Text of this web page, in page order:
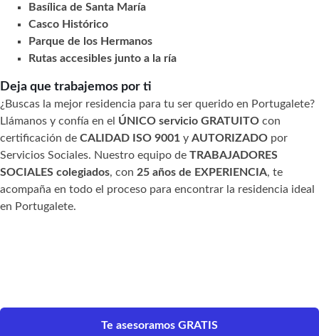
Basílica de Santa María
Casco Histórico
Parque de los Hermanos
Rutas accesibles junto a la ría
Deja que trabajemos por ti
¿Buscas la mejor residencia para tu ser querido en Portugalete?
Llámanos y confía en el ÚNICO servicio GRATUITO con
certificación de CALIDAD ISO 9001 y AUTORIZADO por
Servicios Sociales. Nuestro equipo de TRABAJADORES
SOCIALES colegiados, con 25 años de EXPERIENCIA, te
acompaña en todo el proceso para encontrar la residencia ideal
en Portugalete.
Te asesoramos GRATIS